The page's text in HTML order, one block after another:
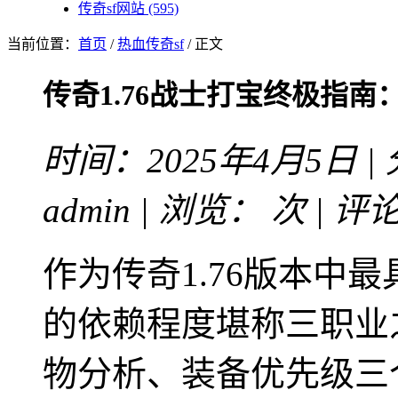
传奇sf网站 (595)
当前位置： 首页 /热血传奇sf/ 正文
传奇1.76战士打宝终极指南
时间：2025年4月5日 |
admin | 浏览：
次 | 评
作为传奇1.76版本中
的依赖程度堪称三职
物分析、装备优先级